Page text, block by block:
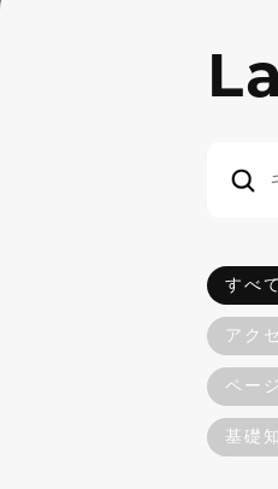
すべて
アク
ペー
基礎